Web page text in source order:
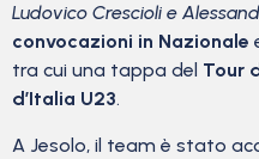
Ludovico Crescioli e
convocazioni in Nazionale
tra cui una tappa del Tour
d’Italia U23.
A Jesolo, il team è stato